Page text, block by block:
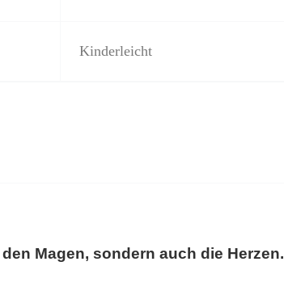
Kinderleicht
Magen, sondern auch die Herzen.